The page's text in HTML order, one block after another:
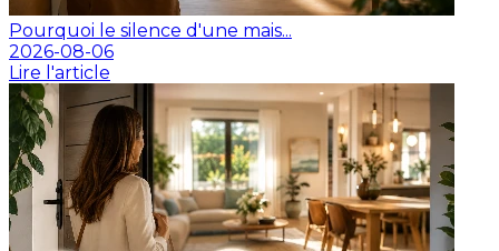
Pourquoi le silence d'une mais...
2026-08-06
Lire l'article